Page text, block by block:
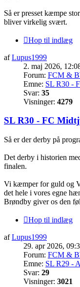
Så er presset kæmpe
bliver virkelig svært.
Hop til indlæg
afLupus1999
2. maj 2026,
Forum: FCM &
Emne: SL R30 -
Svar: 35
Visninger: 4279
SL R30 - FC
Så er der derby på
Det derby i historien
finalen.
Vi kæmper for guld og
det hele i vores egne
Brøndby giver os den
Hop til indlæg
afLupus1999
29. apr 2026,
Forum: FCM &
Emne: SL R29 -
Svar: 29
Visninger: 3021